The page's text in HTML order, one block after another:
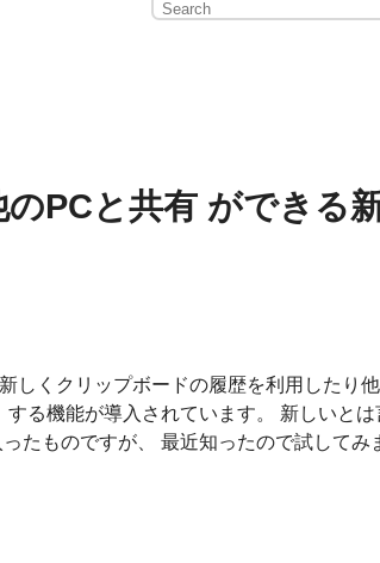
PCと共有 ができる
しくクリップボードの履歴を利用したり
する機能が導入されています。 新しいと
たものですが、 最近知ったので試してみ